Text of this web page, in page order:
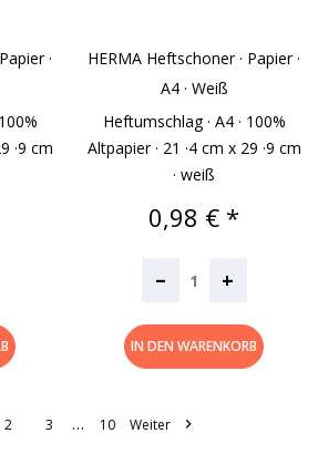
·
·9 cm
HERMA Heftschoner · Papier ·
A4 · Weiß
Heftumschlag · A4 · 100%
Altpapier · 21 ·4 cm x 29 ·9 cm
· weiß
Preis
0,98 € *
– +
IN DEN WARENKORB
2 3 … 10 Weiter 